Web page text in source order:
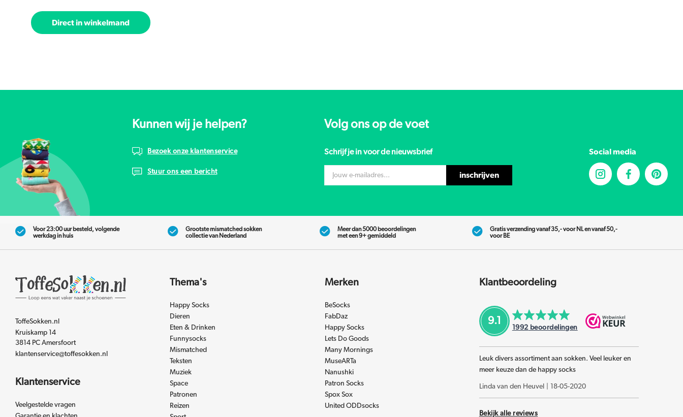
Direct in winkelmand
Kunnen wij je helpen?
Bezoek onze klantenservice
Stuur ons een bericht
Volg ons op de voet
Schrijf je in voor de nieuwsbrief
inschrijven
Social media
Voor 23:00 uur besteld, volgende
werkdag in huis
Grootste mismatched sokken
collectie van Nederland
Meer dan 5000 beoordelingen
met een 9+ gemiddeld
Gratis verzending vanaf 35,- voor NL en vanaf 50,-
voor BE
ToffeSokken.nl
Kruiskamp 14
3814 PC Amersfoort
klantenservice@toffesokken.nl
Klantenservice
Veelgestelde vragen
Thema's
Happy Socks
Dieren
Eten & Drinken
Funnysocks
Mismatched
Teksten
Muziek
Space
Patronen
Reizen
Merken
BeSocks
FabDaz
Happy Socks
Lets Do Goods
Many Mornings
MuseARTa
Nanushki
Patron Socks
Spox Sox
United ODDsocks
Klantbeoordeling
9.1
1992beoordelingen
Leuk divers assortiment aan sokken. Veel leuker en
meer keuze dan de happy socks
Linda van den Heuvel 18-05-2020
Bekijk alle reviews